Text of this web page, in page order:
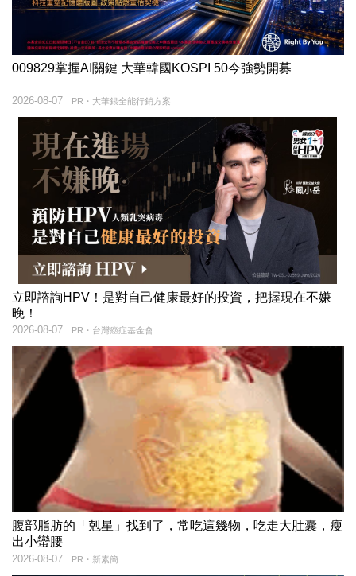
009829掌握AI關鍵 大華韓國KOSPI 50今強勢開募
PR・大華銀全能行銷方案
2026-08-07
立即諮詢HPV！是對自己健康最好的投資，把握現在不嫌
晚！
PR・台灣癌症基金會
2026-08-07
腹部脂肪的「剋星」找到了，常吃這幾物，吃走大肚囊，瘦
出小蠻腰
PR・新素簡
2026-08-07